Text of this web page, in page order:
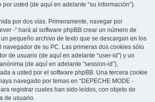
usted (de aquí en adelante “su información”).
por dos vías. Primeramente, navegar por
-” hará al software phpBB crear un número de
pequeño archivo de texto que se descargan en los
navegador de su PC. Las primeras dos cookies sólo
de usuario (de aquí en adelante “user-id”) y un
(de aquí en adelante “session-id”),
a usted por el software phpBB. Una tercera cookie
navegado por temas en “DEPECHE MODE -
registrar cuales han sido leídos, con objeto de
de usuario.